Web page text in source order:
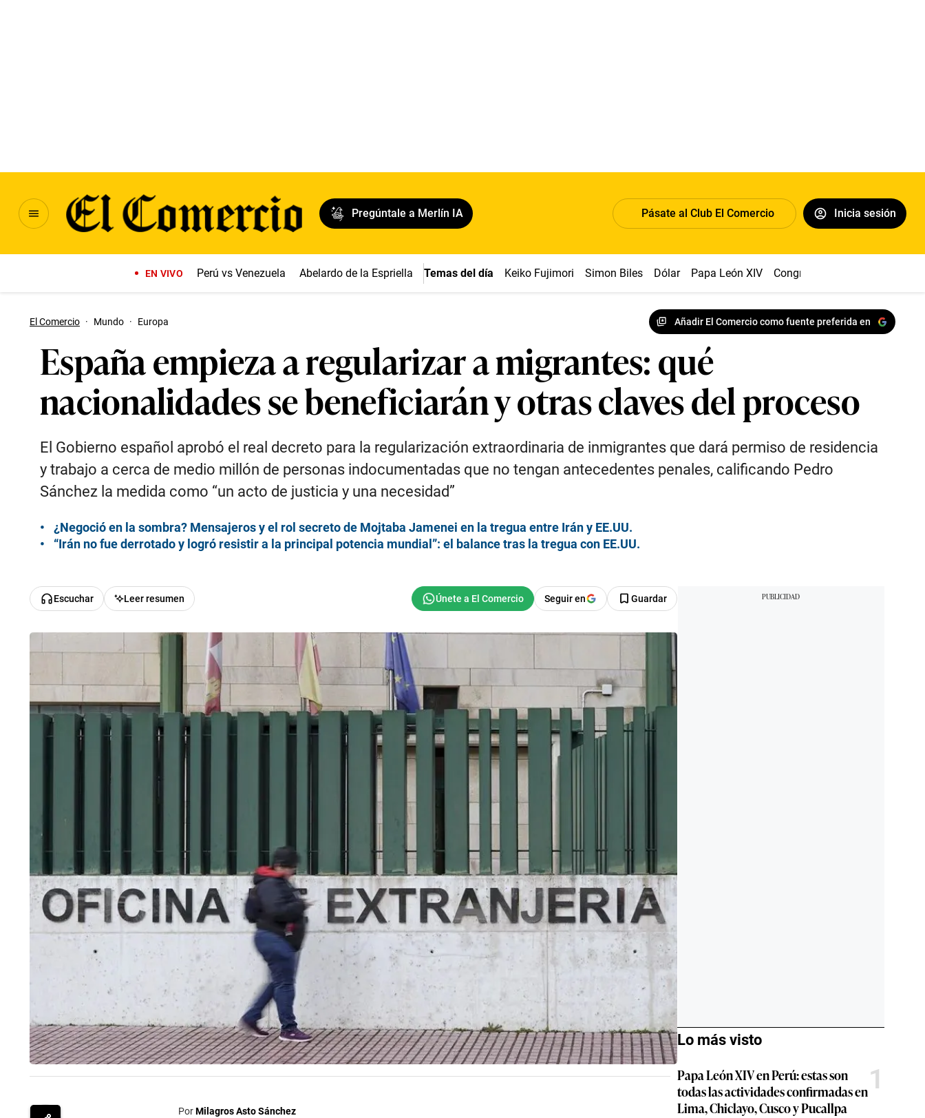
Pregúntale a Merlín IA Pásate al Club El Comercio Inicia sesión
EN VIVO Perú vs Venezuela Abelardo de la Espriella Temas del día Keiko Fujimori Simon Biles Dólar Papa León XIV Congreso
El Comercio · Mundo · Europa Añadir El Comercio como fuente preferida en
España empieza a regularizar a migrantes: qué
nacionalidades se beneficiarán y otras claves del proceso
El Gobierno español aprobó el real decreto para la regularización extraordinaria de inmigrantes que dará permiso de residencia
y trabajo a cerca de medio millón de personas indocumentadas que no tengan antecedentes penales, calificando Pedro
Sánchez la medida como “un acto de justicia y una necesidad”
¿Negoció en la sombra? Mensajeros y el rol secreto de Mojtaba Jamenei en la tregua entre Irán y EE.UU.
“Irán no fue derrotado y logró resistir a la principal potencia mundial”: el balance tras la tregua con EE.UU.
Escuchar Leer resumen Seguir en Guardar
PorMilagros Asto Sánchez
Lo más visto
Papa León XIV en Perú: estas son
todas las actividades confirmadas en
Lima, Chiclayo, Cusco y Pucallpa
1